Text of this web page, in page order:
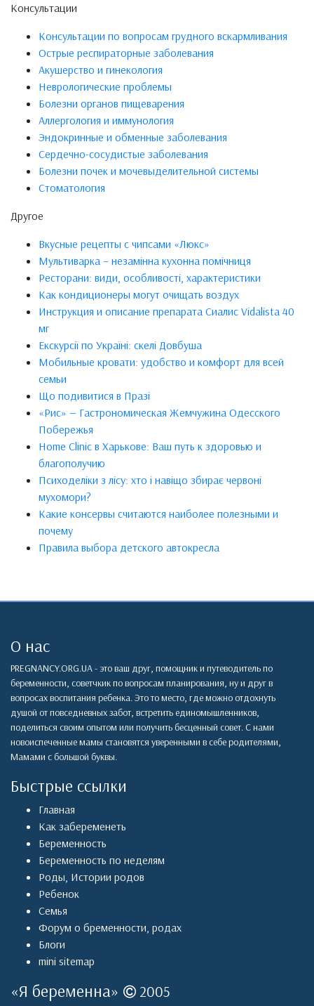
Консультации
Консультации по вопросам грудного вскармливания
Острые респираторные заболевания
Акушерство и гинекология
Неврологические проблемы
Болезни органов пищеварения
Аллергология и иммунология
Эндокринные и обменные заболевания
Сердечно-сосудистые заболевания
Болезни почек и мочевыделительной системы
Стоматология
Другое
Вкусные рецепты с чипсами «Люкс»
Мультиварка – незамінна кухонна помічниця
Ресторани: види, особливості, характеристики
Как кондиционеры могут очищать воздух
Инструкция и описание препарата Сиалис Vidalista 40
мг
Екскурсії по Україні: скелі Довбуша
Мобильные кровати: удобство и комфорт для всей
семьи
Що подивитися в Празі
«Рис» — Гастрономическая Жемчужина Одесского
Побережья
Home Clinic в Харькове: Ваш путь к здоровью и
благополучию
Психоделіки з лісу: хто і навіщо збирає червоні
мухомори?
Какие консервы считаются наиболее полезными и
почему
Правила выбора детского автокресла
О нас
PREGNANCY.ORG.UA - это ваш друг, помощник и путеводитель по
беременности, советчкик по вопросам планирования, ну и друг в
вопросах воспитания ребенка. Это то место, где можно отдохнуть
душой от повседневных забот, встретить единомышленников,
поделиться своим опытом или получить бесценный совет. С нами
новоиспеченные мамы становятся уверенными в себе родителями,
Мамами с большой буквы.
Быстрые ссылки
Главная
Как забеременеть
Беременность
Беременность по неделям
Роды, Истории родов
Ребенок
Семья
Форум о бременности, родах
Блоги
mini sitemap
«Я беременна» 2005